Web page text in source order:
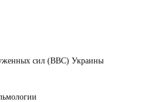
сил (ВВС) Украины